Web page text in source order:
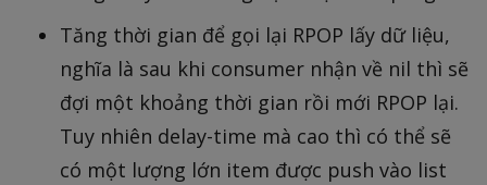
Tăng thời gian để gọi lại RPOP lấy dữ liệu,
nghĩa là sau khi consumer nhận về nil thì sẽ
đợi một khoảng thời gian rồi mới RPOP lại.
Tuy nhiên delay-time mà cao thì có thể sẽ
có một lượng lớn item được push vào list